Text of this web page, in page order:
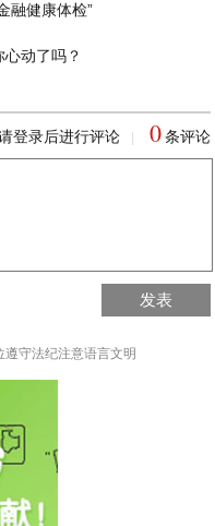
融健康体检”
动了吗？
登录后进行评论 0 条评论
发表
守法纪注意语言文明